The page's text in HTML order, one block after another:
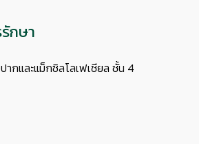
กษา
กและแม็กซิลโลเฟเชียล ชั้น 4